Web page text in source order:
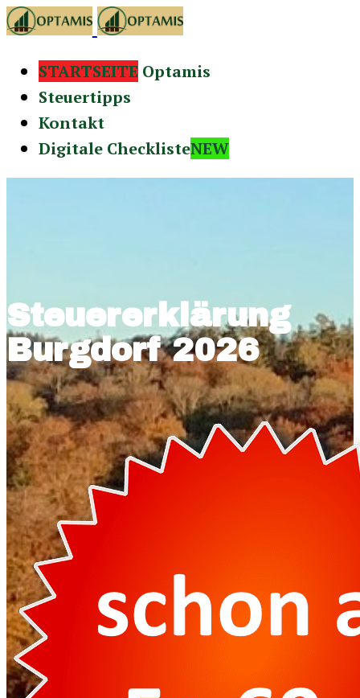
STARTSEITE Optamis
Steuertipps
Kontakt
Digitale ChecklisteNEW
Steuererklärung
Burgdorf 2026